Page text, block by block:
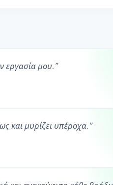
εργασία μου. ”
και μυρίζει υπέροχα. ”